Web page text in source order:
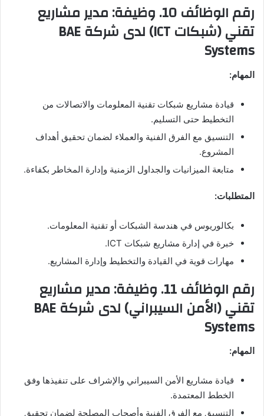
رقم الوظائف 10. وظيفة: مدير مشاريع
تقني (شبكات ICT) لدى شركة BAE
Systems
المهام:
قيادة مشاريع شبكات تقنية المعلومات والاتصالات من
التخطيط حتى التسليم.
التنسيق مع الفرق الفنية والعملاء لضمان تحقيق أهداف
المشروع.
متابعة الميزانيات والجداول الزمنية وإدارة المخاطر بكفاءة.
المتطلبات:
بكالوريوس في هندسة الشبكات أو تقنية المعلومات.
خبرة في إدارة مشاريع شبكات ICT.
مهارات قوية في القيادة والتخطيط وإدارة المشاريع.
رقم الوظائف 11. وظيفة: مدير مشاريع
تقني (الأمن السيبراني) لدى شركة BAE
Systems
المهام:
قيادة مشاريع الأمن السيبراني والإشراف على تنفيذها وفق
الخطط المعتمدة.
التنسيق مع الفرق الفنية وأصحاب المصلحة لضمان تحقيق